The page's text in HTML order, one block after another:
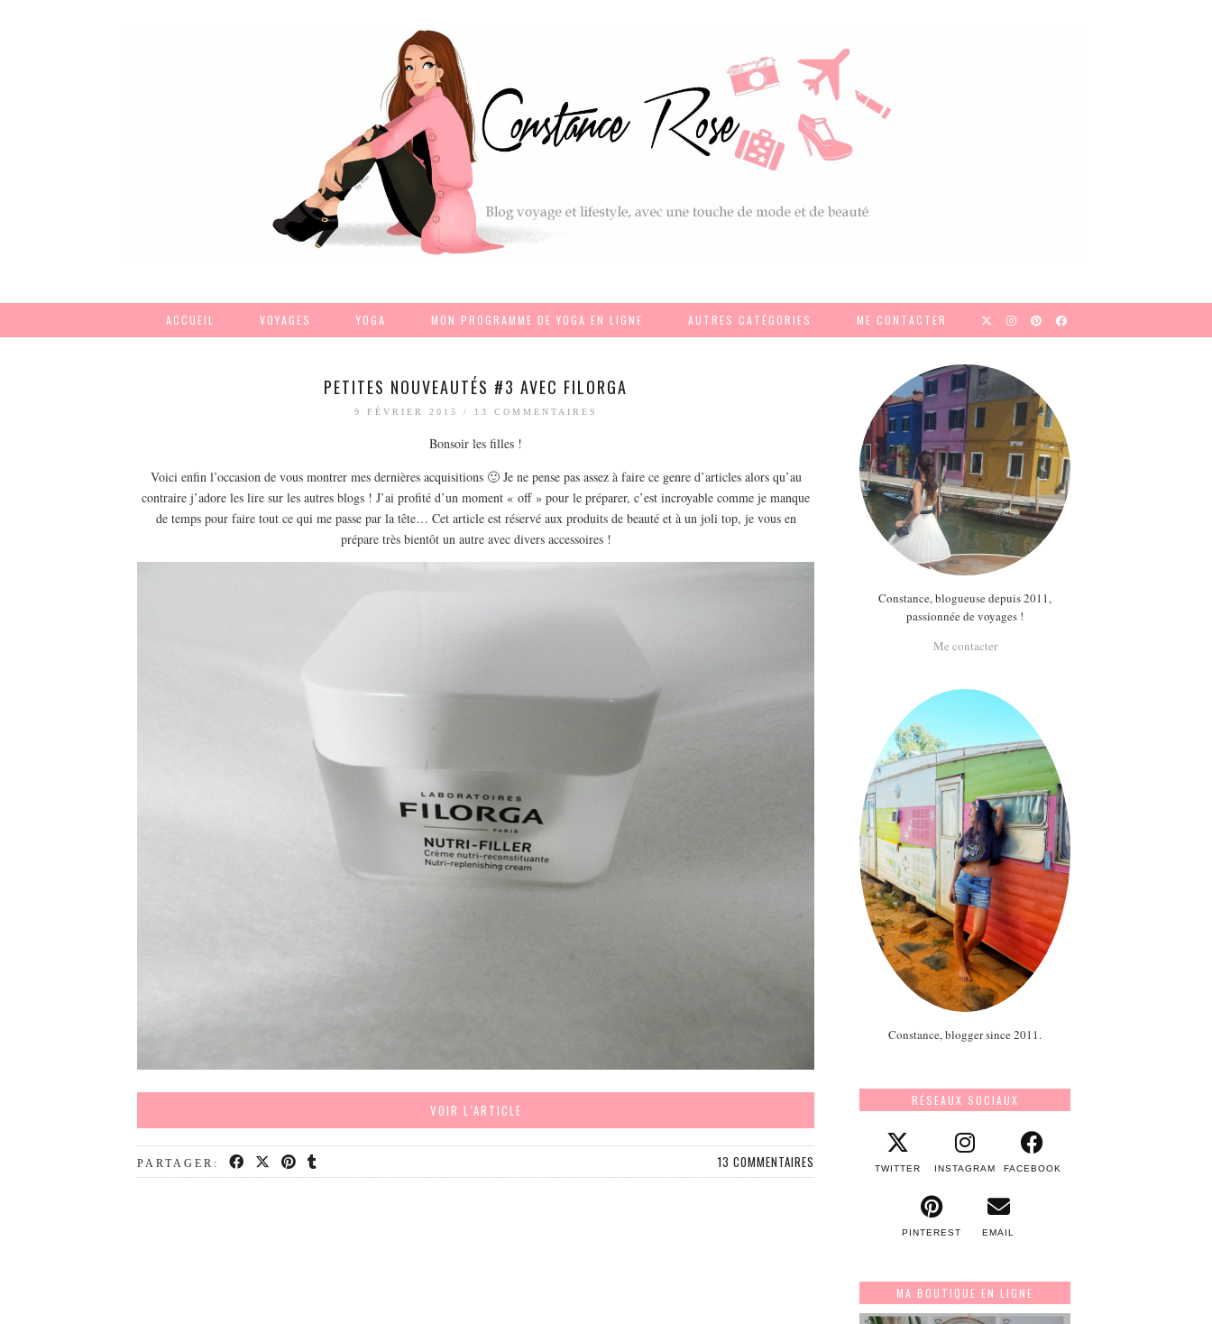
ACCUEIL VOYAGES YOGA MON PROGRAMME DE YOGA EN LIGNE AUTRES CATÉGORIES ME CONTACTER
PETITES NOUVEAUTÉS #3 AVEC FILORGA
9 FÉVRIER 2015 / 13 COMMENTAIRES
Bonsoir les filles !
Voici enfin l’occasion de vous montrer mes dernières acquisitions 🙂 Je ne pense pas assez à faire ce genre d’articles alors qu’au
contraire j’adore les lire sur les autres blogs ! J’ai profité d’un moment « off » pour le préparer, c’est incroyable comme je manque
de temps pour faire tout ce qui me passe par la tête… Cet article est réservé aux produits de beauté et à un joli top, je vous en
prépare très bientôt un autre avec divers accessoires !
VOIR L’ARTICLE
PARTAGER: 13 COMMENTAIRES
Constance, blogueuse depuis 2011,
passionnée de voyages !
Me contacter
Constance, blogger since 2011.
RÉSEAUX SOCIAUX
TWITTER INSTAGRAM FACEBOOK
PINTEREST EMAIL
MA BOUTIQUE EN LIGNE